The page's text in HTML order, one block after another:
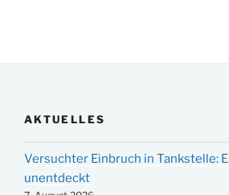
AKTUELLES
Versuchter Einbruch in Tankstelle:
unentdeckt